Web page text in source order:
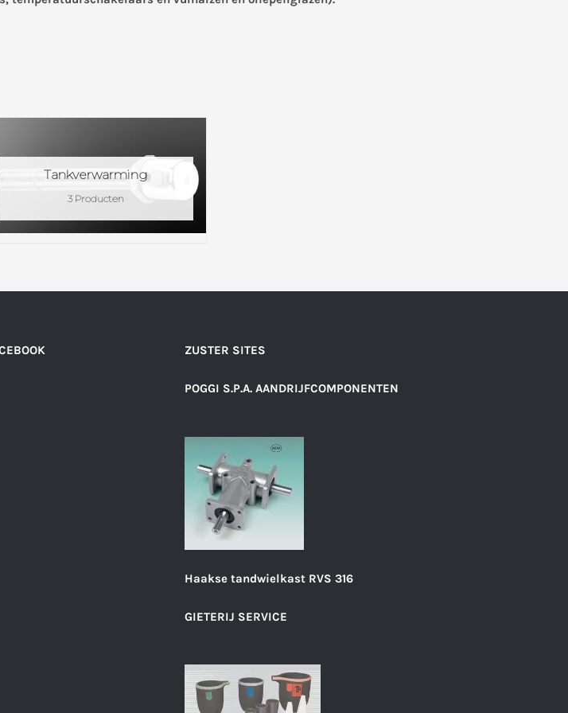
Tankverwarming
3 Producten
ZUSTER SITES
POGGI S.P.A. AANDRIJFCOMPONENTEN
Haakse tandwielkast RVS 316
GIETERIJ SERVICE